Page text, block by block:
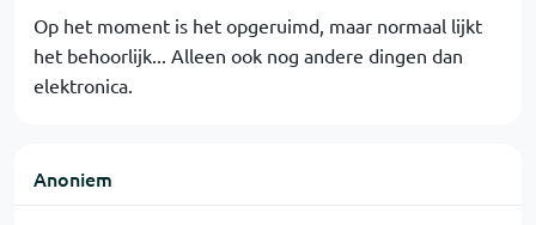
Op het moment is het opgeruimd, maar normaal lijkt
het behoorlijk... Alleen ook nog andere dingen dan
elektronica.
Anoniem